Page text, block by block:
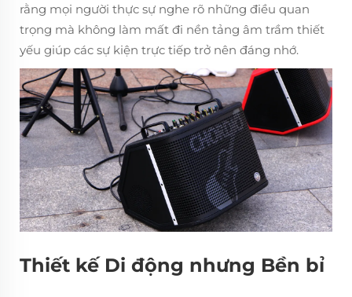
rằng mọi người thực sự nghe rõ những điều quan
trọng mà không làm mất đi nền tảng âm trầm thiết
yếu giúp các sự kiện trực tiếp trở nên đáng nhớ.
Thiết kế Di động nhưng Bền bỉ